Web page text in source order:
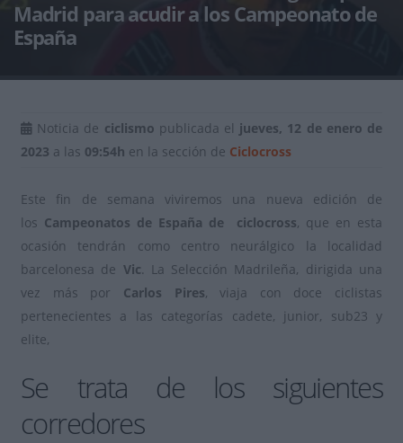
Madrid para acudir a los Campeonato de
España
Noticia de ciclismo publicada el jueves, 12 de enero de
2023 a las 09:54h en la sección de Ciclocross
Este fin de semana viviremos una nueva edición de
los Campeonatos de España de ciclocross, que en esta
ocasión tendrán como centro neurálgico la localidad
barcelonesa de Vic. La Selección Madrileña, dirigida una
vez más por Carlos Pires, viaja con doce ciclistas
pertenecientes a las categorías cadete, junior, sub23 y
elite,
Se trata de los siguientes
corredores